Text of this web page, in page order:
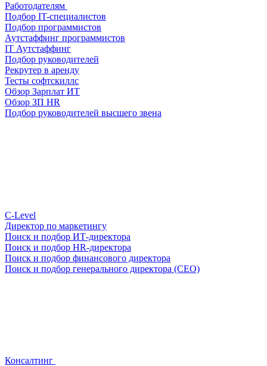
Работодателям
Подбор IT-специалистов
Подбор программистов
Аутстаффинг программистов
IT Аутстаффинг
Подбор руководителей
Рекрутер в аренду
Тесты софтскиллс
Обзор Зарплат ИТ
Обзор ЗП HR
Подбор руководителей высшего звена
С-Level
Директор по маркетингу
Поиск и подбор ИТ-директора
Поиск и подбор HR-директора
Поиск и подбор финансового директора
Поиск и подбор генерального директора (CEO)
Консалтинг